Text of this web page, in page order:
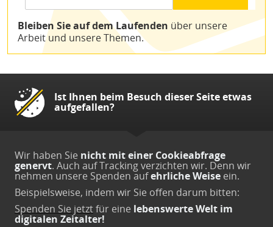
Bleiben Sie auf dem Laufenden über unsere
Arbeit und unsere Themen.
Ist Ihnen beim Besuch dieser Seite etwas
aufgefallen?
Wir haben Sie nicht mit einer Cookieabfrage
genervt. Auch auf Tracking verzichten wir. Denn wir
nehmen unsere Spenden aufehrliche Weise ein.
Beispielsweise, indem wir Sie offen darum bitten:
Spenden Sie jetztfür eine lebenswerte Welt im
digitalen Zeitalter!